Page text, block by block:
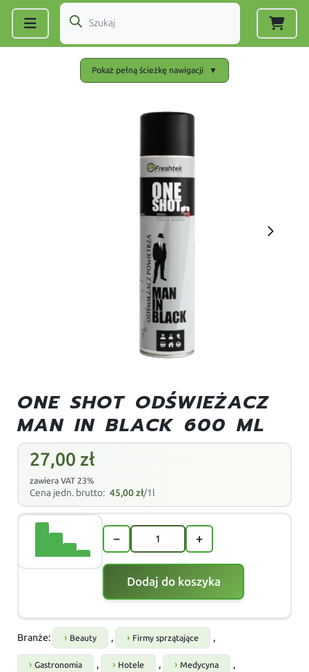
Pokaż pełną ścieżkę nawigacji ▼
ONE SHOT ODŚWIEŻACZ
MAN IN BLACK 600 ML
27,00 zł
zawiera VAT 23%
Cena jedn. brutto: 45,00zł/1l
− +
Dodaj do koszyka
Branże: Beauty , Firmy sprzątające ,
Gastronomia , Hotele , Medycyna ,